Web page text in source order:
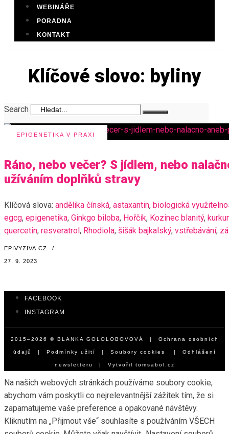
WEBINÁŘE
PORADNA
KONTAKT
Klíčové slovo: byliny
Search
EPIGENETIKA V PRAXI
Ráno, nebo večer? S jídlem, nebo
užíváním doplňků stravy
Klíčová slova: andělika čínská, astaxantin, biologická
egcg, epigenetika, Ginkgo biloba, Hořčík, Kozinec blanitý,
quercetin, resveratrol, Rhodiola, šišák bajkalský, vstřebávání,
EPIVYZIVA.CZ /
27. 9. 2023
FACEBOOK
INSTAGRAM
2015–2026 © BLANKA GOLOLOBOVOVÁ | Ochrana osobních
údajů | Podmínky užití | Soubory cookies | Odhlášení
newsletteru | Vytvořil tomsabol.cz
Na našich webových stránkách používáme soubory cookie,
abychom vám poskytli co nejrelevantnější zážitek tím, že si
zapamatujeme vaše preference a opakované návštěvy.
Kliknutím na „Přijmout vše“ souhlasíte s používáním VŠECH